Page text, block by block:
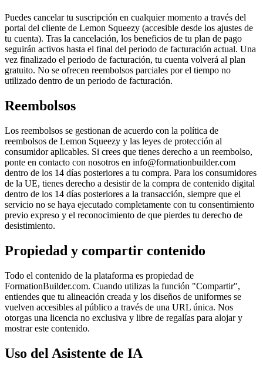
Puedes cancelar tu suscripción en cualquier momento a través del
portal del cliente de Lemon Squeezy (accesible desde los ajustes de
tu cuenta). Tras la cancelación, los beneficios de tu plan de pago
seguirán activos hasta el final del periodo de facturación actual. Una
vez finalizado el periodo de facturación, tu cuenta volverá al plan
gratuito. No se ofrecen reembolsos parciales por el tiempo no
utilizado dentro de un periodo de facturación.
Reembolsos
Los reembolsos se gestionan de acuerdo con la política de
reembolsos de Lemon Squeezy y las leyes de protección al
consumidor aplicables. Si crees que tienes derecho a un reembolso,
ponte en contacto con nosotros en info@formationbuilder.com
dentro de los 14 días posteriores a tu compra. Para los consumidores
de la UE, tienes derecho a desistir de la compra de contenido digital
dentro de los 14 días posteriores a la transacción, siempre que el
servicio no se haya ejecutado completamente con tu consentimiento
previo expreso y el reconocimiento de que pierdes tu derecho de
desistimiento.
Propiedad y compartir contenido
Todo el contenido de la plataforma es propiedad de
FormationBuilder.com. Cuando utilizas la función "Compartir",
entiendes que tu alineación creada y los diseños de uniformes se
vuelven accesibles al público a través de una URL única. Nos
otorgas una licencia no exclusiva y libre de regalías para alojar y
mostrar este contenido.
Uso del Asistente de IA